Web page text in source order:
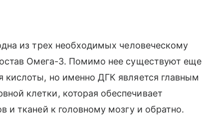
из трех необходимых человеческому
Омега-3. Помимо нее существуют еще
кислоты, но именно ДГК является главным
клетки, которая обеспечивает
и тканей к головному мозгу и обратно.